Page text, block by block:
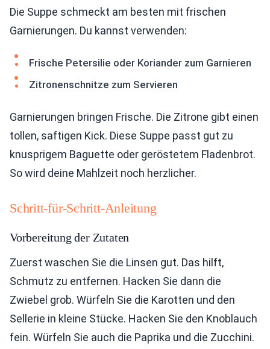
Die Suppe schmeckt am besten mit frischen
Garnierungen. Du kannst verwenden:
Frische Petersilie oder Koriander zum Garnieren
Zitronenschnitze zum Servieren
Garnierungen bringen Frische. Die Zitrone gibt einen
tollen, saftigen Kick. Diese Suppe passt gut zu
knusprigem Baguette oder geröstetem Fladenbrot.
So wird deine Mahlzeit noch herzlicher.
Schritt-für-Schritt-Anleitung
Vorbereitung der Zutaten
Zuerst waschen Sie die Linsen gut. Das hilft,
Schmutz zu entfernen. Hacken Sie dann die
Zwiebel grob. Würfeln Sie die Karotten und den
Sellerie in kleine Stücke. Hacken Sie den Knoblauch
fein. Würfeln Sie auch die Paprika und die Zucchini.